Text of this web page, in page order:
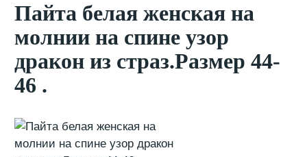
Пайта белая женская на
молнии на спине узор
дракон из страз.Размер 44-
46 .